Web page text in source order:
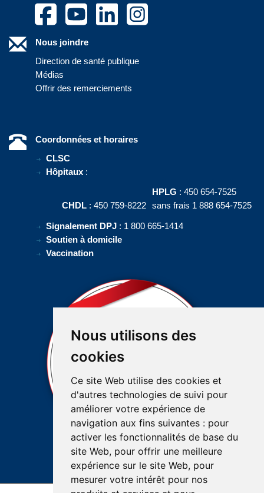
Nous utilisons des
cookies
Ce site Web utilise des cookies et
d'autres technologies de suivi pour
améliorer votre expérience de
navigation aux fins suivantes : pour
activer les fonctionnalités de base du
site Web, pour offrir une meilleure
expérience sur le site Web, pour
mesurer votre intérêt pour nos
Nous joindre
Direction de santé publique
Médias
Offrir des remerciements
Coordonnées et horaires
CLSC
Hôpitaux :
CHDL : 450 759-8222
HPLG : 450 654-7525
sans frais 1 888 654-7525
Signalement DPJ : 1 800 665-1414
Soutien à domicile
Vaccination